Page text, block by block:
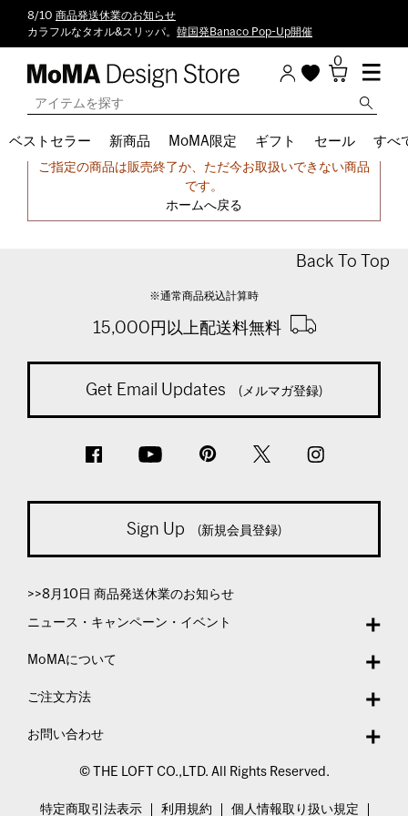
8/10 商品発送休業のお知らせ
カラフルなタオル&スリッパ。 韓国発Banaco Pop-Up開催
0
ベストセラー 新商品 MoMA限定 ギフト セール すべ
申し訳ございません。
ご指定の商品は販売終了か、ただ今お取扱いできない商品
です。
ホームへ戻る
Back To Top
※通常商品税込計算時
15,000円以上配送料無料
Get Email Updates (メルマガ登録)
Sign Up (新規会員登録)
>>8月10日 商品発送休業のお知らせ
ニュース・キャンペーン・イベント
MoMAについて
ご注文方法
お問い合わせ
© THE LOFT CO.,LTD. All Rights Reserved.
特定商取引法表示 利用規約 個人情報取り扱い規定